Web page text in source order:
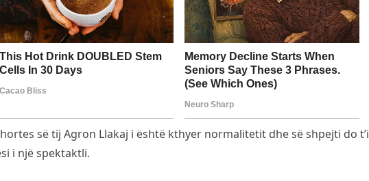
së tij Agron Llakaj i është kthyer normalitetit dhe së shpejti do t’i
i një spektaktli.